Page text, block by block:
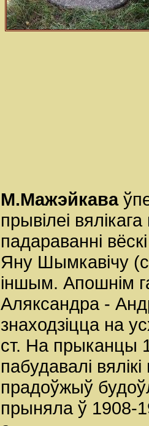
М.Мажэйкава
прывілеі
падараванні
Яну Шымкавічу
іншым. Апошнім
Аляксандра -
знаходзіцца на
ст. На прыканцы
пабудавалі
прадоўжыў
прыняла ў 1908-